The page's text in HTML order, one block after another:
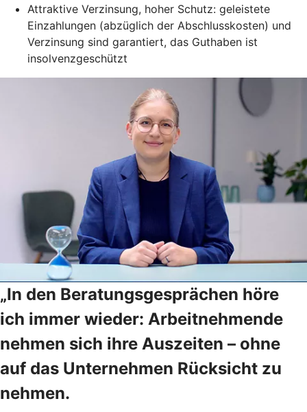
Attraktive Verzinsung, hoher Schutz: geleistete
Einzahlungen (abzüglich der Abschlusskosten) und
Verzinsung sind garantiert, das Guthaben ist
insolvenzgeschützt
„In den Beratungsgesprächen höre
ich immer wieder: Arbeitnehmende
nehmen sich ihre Auszeiten – ohne
auf das Unternehmen Rücksicht zu
nehmen.